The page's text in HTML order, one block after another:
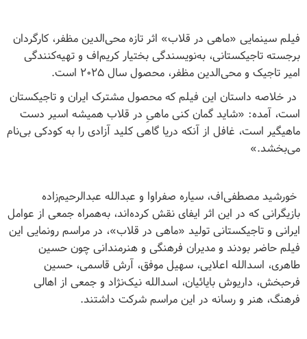
فیلم سینمایی «ماهی در قلاب» اثر تازه محی‌الدین مظفر، کارگردان
برجسته تاجیکستانی، به‌‌نویسندگی بختیار کریم‌اف و تهیه‌کنندگی
امیر تاجیک و محی‌الدین مظفر، محصول سال ۲۰۲۵ است
.
در خلاصه داستان این فیلم که محصول مشترک ایران و تاجیکستان
است، آمده: «شاید گمان ‌کنی ماهیِ در قلاب همیشه اسیر دست
ماهیگیر است، غافل از آنکه دریا گاهی کلید آزادی را به کودکی بی‌نام
می‌بخشد.»
خورشید مصطفی‌اف، سیاره صفراوا و عبدالله عبدالرحیم‌زاده
بازیگرانی که در این اثر ایفای نقش کرده‌اند، به‌همراه جمعی از عوامل
ایرانی و تاجیکستانی تولید «ماهی در قلاب»، در مراسم رونمایی این
فیلم حاضر بودند و مدیران فرهنگی و هنرمندانی چون حسین
طاهری، اسدالله اعلایی، سهیل موفق، آرش قاسمی، حسین
فرحبخش، داریوش بایائیان، اسدالله نیک‌نژاد و جمعی از اهالی
فرهنگ، هنر و رسانه در این مراسم شرکت داشتند.